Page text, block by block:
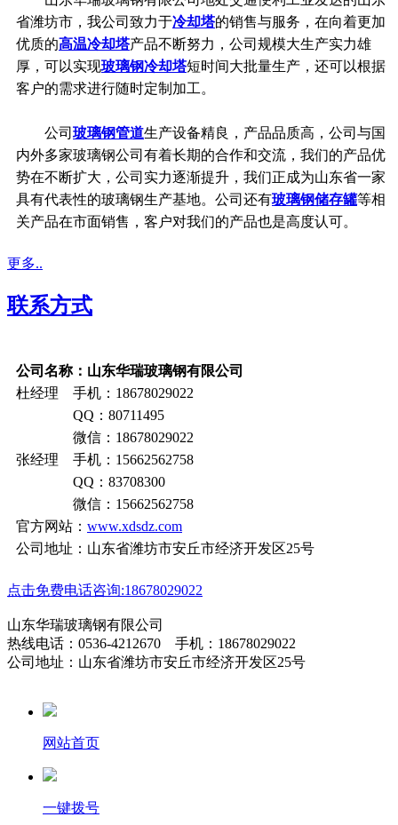
省潍坊市，我公司致力于冷却塔的销售与服务，在向着更加
优质的高温冷却塔产品不断努力，公司规模大生产实力雄
厚，可以实现玻璃钢冷却塔短时间大批量生产，还可以根据
客户的需求进行随时定制加工。
公司 玻璃钢管道生产设备精良，产品品质高，公司与国
内外多家玻璃钢公司有着长期的合作和交流，我们的产品优
势在不断扩大，公司实力逐渐提升，我们正成为山东省一家
具有代表性的玻璃钢生产基地。公司还有玻璃钢储存罐等相
关产品在市面销售，客户对我们的产品也是高度认可。
更多..
联系方式
公司名称：山东华瑞玻璃钢有限公司
杜经理 手机：18678029022
QQ：80711495
微信：18678029022
张经理 手机：15662562758
QQ：83708300
微信：15662562758
官方网站： www.xdsdz.com
公司地址：山东省潍坊市安丘市经济开发区25号
点击免费电话咨询:18678029022
山东华瑞玻璃钢有限公司
热线电话：0536-4212670 手机：18678029022
公司地址：山东省潍坊市安丘市经济开发区25号
网站首页
一键拨号